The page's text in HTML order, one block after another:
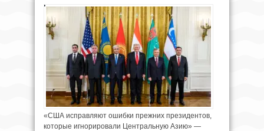
«США исправляют ошибки прежних президентов,
которые игнорировали Центральную Азию» —